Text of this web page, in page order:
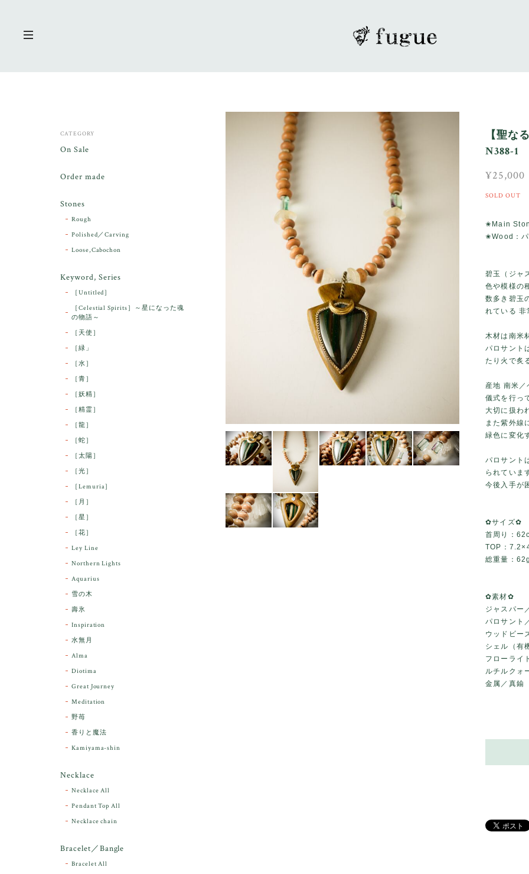
【聖な
N388-1
¥25,000
SOLD OUT
✬Main
✬Wood：
碧玉（ジャ
色や模様の
数多き碧玉
れている 非
木材は南米
パロサント
たり火で炙
産地 南米
儀式を行っ
大切に扱わ
また紫外線
緑色に変化
パロサント
られていま
今後入手が
✿サイズ✿
首周り：
TOP：
総重量：
✿素材✿
ジャスパー
パロサント
ウッドビー
シェル（有
フローライ
ルチルクォ
金属／真鍮
CATEGORY
On Sale
Order made
Stones
Rough
Polished／Carving
Loose,Cabochon
Keyword, Series
［Untitled］
［Celestial Spirits］～星になった魂
の物語～
［天使］
［緑」
［水］
［青］
［妖精］
［精霊］
［龍］
［蛇］
［太陽］
［光］
［Lemuria］
［月］
［星］
［花］
Ley Line
Northern Lights
Aquarius
雪の木
壽氷
Inspiration
水無月
Alma
Diotima
Great Journey
Meditation
野苺
香りと魔法
Kamiyama-shin
Necklace
Necklace All
Pendant Top All
Necklace chain
Bracelet／Bangle
Bracelet All